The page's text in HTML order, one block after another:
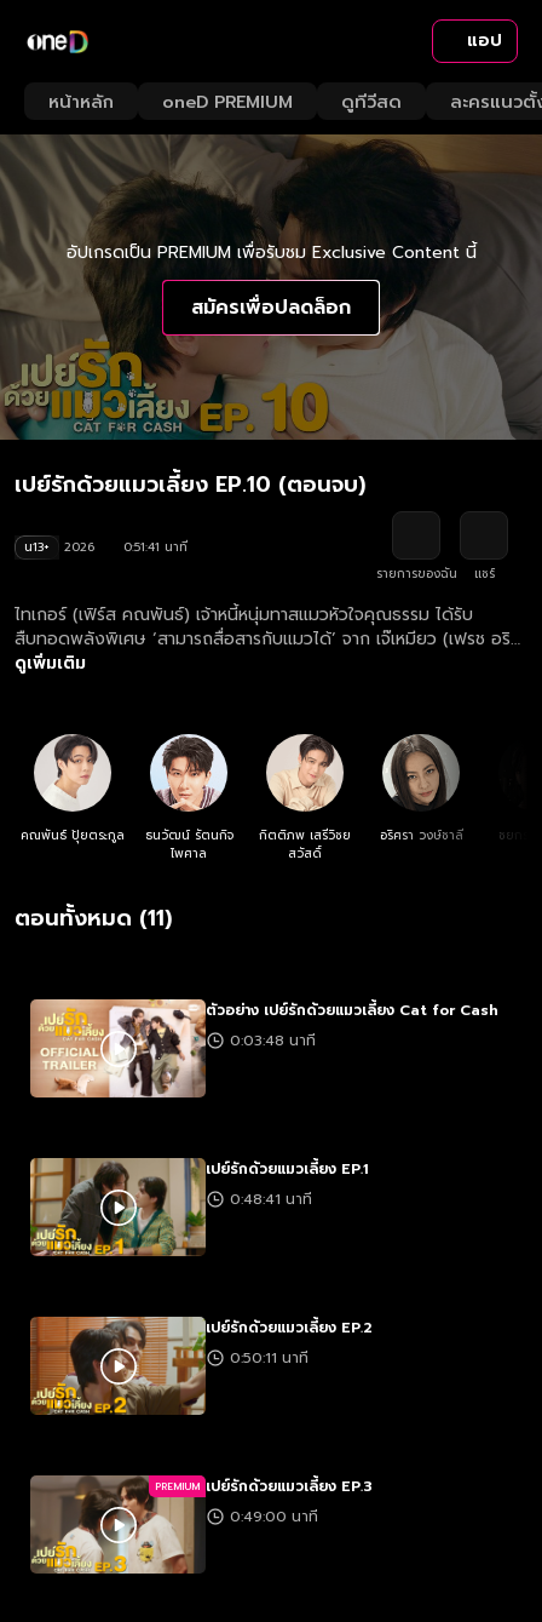
แอป
หน้าหลัก oneD PREMIUM ดูทีวีสด ละครแนวตั้
อัปเกรดเป็น PREMIUM เพื่อรับชม Exclusive Content นี้
สมัครเพื่อปลดล็อก
เปย์รักด้วยแมวเลี้ยง EP.10 (ตอนจบ)
น13+ 2026
0:51:41 นาที
รายการของฉัน
แชร์
ไทเกอร์ (เฟิร์ส คณพันธ์) เจ้าหนี้หนุ่มทาสแมวหัวใจคุณธรรม ได้รับ
สืบทอดพลังพิเศษ ‘สามารถสื่อสารกับแมวได้’ จาก เจ๊เหมียว (เฟรช อริ
ศรา) เจ้าของร้านคาเฟ่แมว ก่อนที่เจ๊เหมียวจะเสียชีวิต เหล่าแมวๆ ขอร้อง
ชายต่างแม่ของลิงซ์ กับหมอปอม (เกรท สพล) สัตวแพทย์สุดหล่อ เข้ามา
ทำให้เกิดเรื่องราวมากมาย ทั้งเรื่องการร่วมมือกันทำคาเฟ่แมวและความ
เข้าใจกันในครอบครัว
ดูเพิ่มเติม
คณพันธ์ ปุ้ยตระกูล
ธนวัฒน์ รัตนกิจ
ไพศาล
กิตติภพ เสรีวิชย
สวัสดิ์
อริศรา วงษ์ชาลี ชยกร
ตอนทั้งหมด (11)
ตัวอย่าง เปย์รักด้วยแมวเลี้ยง Cat for Cash
0:03:48 นาที
เปย์รักด้วยแมวเลี้ยง EP.1
0:48:41 นาที
เปย์รักด้วยแมวเลี้ยง EP.2
0:50:11 นาที
PREMIUM เปย์รักด้วยแมวเลี้ยง EP.3
0:49:00 นาที